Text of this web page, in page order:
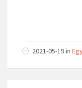
2021-05-19in